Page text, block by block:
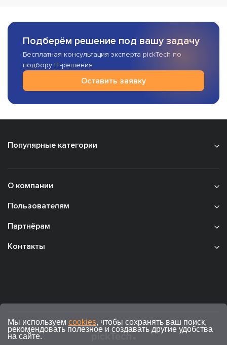
Подберём решение под вашу задачу
Бесплатная консультация эксперта pickTech по
подбору IT-решения
Оставить заявку
Популярные категории
О компании
Пользователям
Партнёрам
Контакты
Мы используем cookies, чтобы сохранять ваш поиск,
рекомендовать полезное и создавать другие удобства
на сайте.